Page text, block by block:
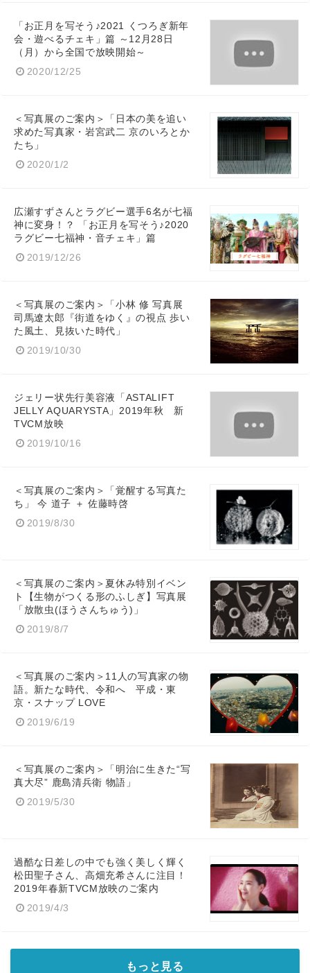
「お正月を写そう♪2021 くつろぎ新年
会・遊べるチェキ」篇 ～12月28日
（月）から全国で放映開始～
2020/12/25
＜写真展のご案内＞「日本の美を追い
求めた写真家・岩宮武二 京のいろとか
たち」
2020/1/2
広瀬すずさんとラグビー選手6名が七福
神に変身！？ 「お正月を写そう♪2020
ラグビー七福神・音チェキ」篇
2019/12/26
＜写真展のご案内＞「小林 修 写真展
司馬遼太郎『街道をゆく』の視点 歩い
た風土、見抜いた時代」
2019/10/30
ジェリー状先行美容液「ASTALIFT
JELLY AQUARYSTA」2019年秋 新
TVCM放映
2019/10/16
＜写真展のご案内＞「覚醒する写真た
ち」 今 道子 ＋ 佐藤時啓
2019/8/30
＜写真展のご案内＞夏休み特別イベン
ト【生物がつくる形のふしぎ】写真展
「放散虫(ほうさんちゅう)」
2019/8/7
＜写真展のご案内＞11人の写真家の物
語。新たな時代、令和へ 平成・東
京・スナップ LOVE
2019/6/19
＜写真展のご案内＞「明治に生きた“写
真大尽” 鹿島清兵衛 物語」
2019/5/30
過酷な日差しの中でも強く美しく輝く
松田聖子さん、高畑充希さんに注目！
2019年春新TVCM放映のご案内
2019/4/3
もっと見る